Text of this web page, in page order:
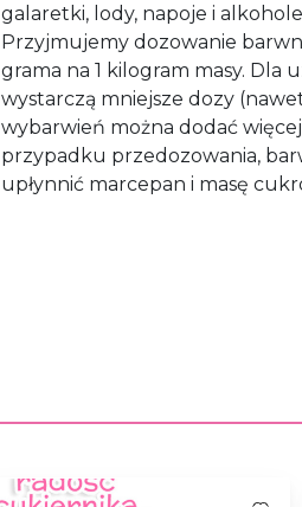
galaretki, lody, napoje i
Przyjmujemy dozowanie
grama na 1 kilogram masy. Dla
wystarczą mniejsze dozy
wybarwień można dodać
przypadku przedozowania,
upłynnić marcepan i masę